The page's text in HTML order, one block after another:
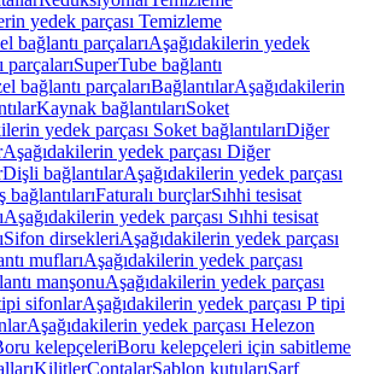
yedek parçası Temizleme
bağlantı parçalarıAşağıdakilerin yedek
parçalarıSuperTube bağlantı
bağlantı parçalarıBağlantılarAşağıdakilerin
Kaynak bağlantılarıSoket
yedek parçası Soket bağlantılarıDiğer
Aşağıdakilerin yedek parçası Diğer
Dişli bağlantılarAşağıdakilerin yedek parçası
bağlantılarıFaturalı burçlarSıhhi tesisat
Aşağıdakilerin yedek parçası Sıhhi tesisat
Sifon dirsekleriAşağıdakilerin yedek parçası
muflarıAşağıdakilerin yedek parçası
manşonuAşağıdakilerin yedek parçası
sifonlarAşağıdakilerin yedek parçası P tipi
Aşağıdakilerin yedek parçası Helezon
kelepçeleriBoru kelepçeleri için sabitleme
KilitlerContalarŞablon kutularıSarf